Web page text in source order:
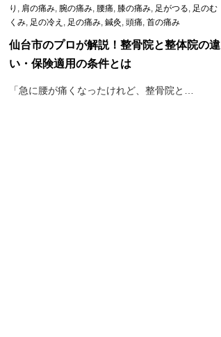
り , 肩の痛み, 腕の痛み, 腰痛, 膝の痛み, 足がつる, 足のむ
くみ, 足の冷え , 足の痛み, 鍼灸, 頭痛, 首の痛み
仙台市のプロが解説！整骨院と整体院の違
い・保険適用の条件とは
「急に腰が痛くなったけれど、整骨院と…